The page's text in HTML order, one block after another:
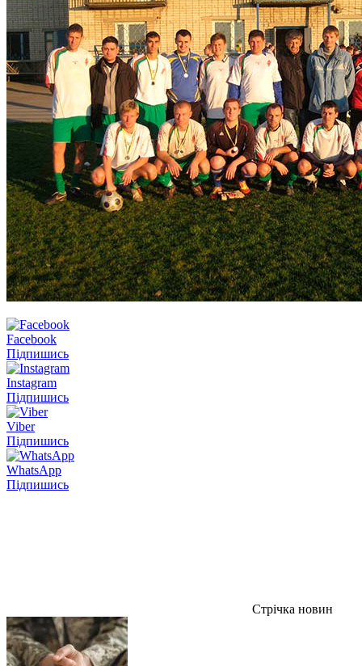
Facebook
Підпишись
Instagram
Підпишись
Viber
Підпишись
WhatsApp
Підпишись
Стрічка новин